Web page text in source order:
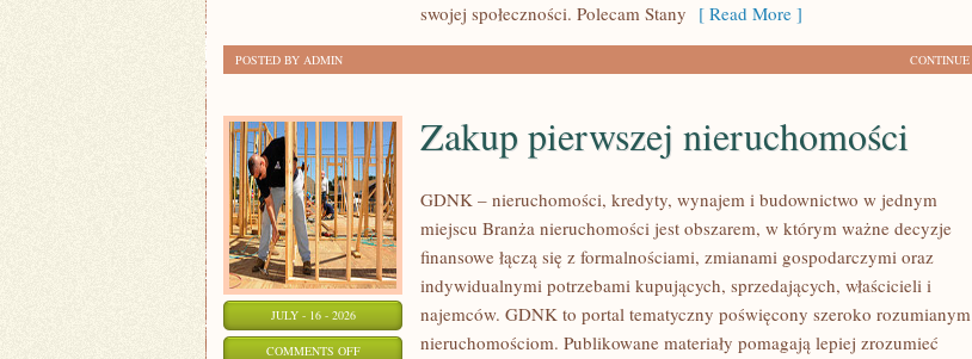
swojej społeczności. Polecam Stany [ Read More ]
CONTINUE
POSTED BY ADMIN
JULY - 16 - 2026
COMMENTS OFFON
Zakup pierwszej nieruchomości
GDNK – nieruchomości, kredyty, wynajem i budownictwo w jednym
miejscu Branża nieruchomości jest obszarem, w którym ważne decyzje
finansowe łączą się z formalnościami, zmianami gospodarczymi oraz
indywidualnymi potrzebami kupujących, sprzedających, właścicieli i
najemców. GDNK to portal tematyczny poświęcony szeroko rozumianym
nieruchomościom. Publikowane materiały pomagają lepiej zrozumieć